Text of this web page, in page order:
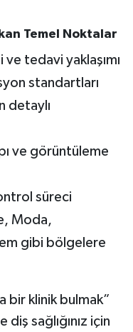
Temel Noktalar
tedavi yaklaşımı
standartları
detaylı
ve görüntüleme
süreci
Moda,
gibi bölgelere
bir klinik bulmak”
diş sağlığınız için